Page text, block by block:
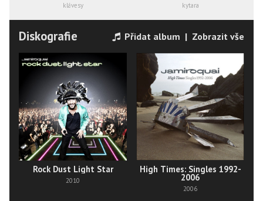
klávesy kytara
Diskografie Přidat album | Zobrazit vše
Rock Dust Light Star
2010
High Times: Singles 1992-
2006
2006